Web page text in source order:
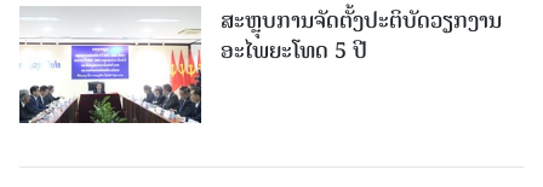
ສະຫຼຸບການຈັດຕັ້ງປະຕິບັດວຽກງານ
ອະໄພຍະໂທດ 5 ປີ